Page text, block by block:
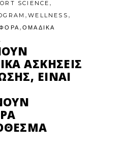
SCIENCE
,WELLNESS
,ΟΜΑΔΙΚΑ
ΑΣΚΉΣΕΙΣ
ΕΊΝΑΙ